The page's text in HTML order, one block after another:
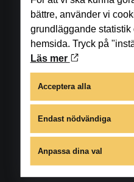
Öppettider
Butiker
Måndag-fredag: 10.00-
Lördag: 10.00-16.00
bättre, använder vi
grundläggande statistik
hemsida. Tryck på
Läs mer
Acceptera alla
Endast nödvändiga
Anpassa dina val